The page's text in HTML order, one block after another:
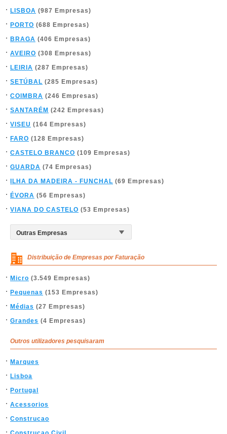
LISBOA (987 Empresas)
PORTO (688 Empresas)
BRAGA (406 Empresas)
AVEIRO (308 Empresas)
LEIRIA (287 Empresas)
SETÚBAL (285 Empresas)
COIMBRA (246 Empresas)
SANTARÉM (242 Empresas)
VISEU (164 Empresas)
FARO (128 Empresas)
CASTELO BRANCO (109 Empresas)
GUARDA (74 Empresas)
ILHA DA MADEIRA - FUNCHAL (69 Empresas)
ÉVORA (56 Empresas)
VIANA DO CASTELO (53 Empresas)
Distribuição de Empresas por Faturação
Micro (3.549 Empresas)
Pequenas (153 Empresas)
Médias (27 Empresas)
Grandes (4 Empresas)
Outros utilizadores pesquisaram
Marques
Lisboa
Portugal
Acessorios
Construcao